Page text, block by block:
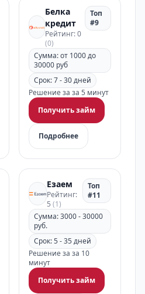
Белка
кредит
Рейтинг: 0
(0)
Топ
#9
Сумма: от 1000 до
30000 руб
Срок: 7 - 30 дней
Решение за за 5 минут
Получить займ
Подробнее
Езаем
Рейтинг:
5 (1)
Топ
#11
Сумма: 3000 - 30000
руб.
Срок: 5 - 35 дней
Решение за за 10
минут
Получить займ